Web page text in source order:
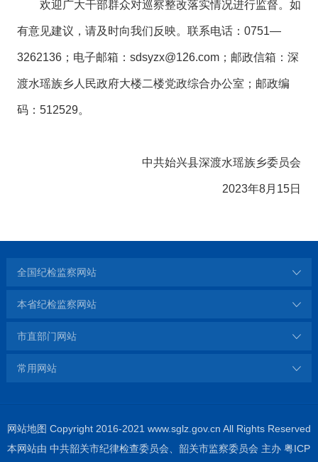
欢迎广大干部群众对巡察整改落实情况进行监督。如
有意见建议，请及时向我们反映。联系电话：0751—
3262136；电子邮箱：sdsyzx@126.com；邮政信箱：深
渡水瑶族乡人民政府大楼二楼党政综合办公室；邮政编
码：512529。
中共始兴县深渡水瑶族乡委员会
2023年8月15日
全国纪检监察网站
本省纪检监察网站
市直部门网站
常用网站
网站地图 Copyright 2016-2021 www.sglz.gov.cn All Rights Reserved
本网站由 中共韶关市纪律检查委员会、韶关市监察委员会 主办粤ICP